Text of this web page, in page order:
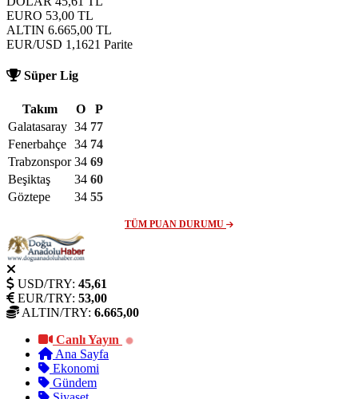
EURO 53,00 TL
ALTIN 6.665,00 TL
EUR/USD 1,1621 Parite
Süper Lig
Takım O
P
Galatasaray 34 77
Fenerbahçe 34 74
Trabzonspor 34 69
Beşiktaş
34 60
Göztepe
34 55
TÜM PUAN DURUMU
USD/TRY: 45,61
EUR/TRY: 53,00
ALTIN/TRY: 6.665,00
Canlı Yayın
Ana Sayfa
Ekonomi
Gündem